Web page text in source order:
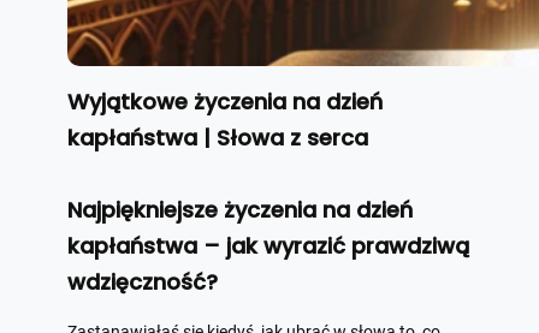
Wyjątkowe życzenia na dzień
kapłaństwa | Słowa z serca
Najpiękniejsze życzenia na dzień
kapłaństwa – jak wyrazić prawdziwą
wdzięczność?